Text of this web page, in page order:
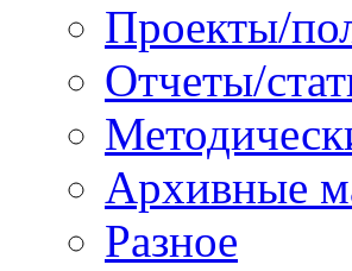
Проекты/
Отчеты/
Архивные
Разное